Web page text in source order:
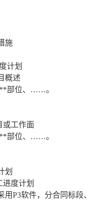
施
计划
概述
**部位、……。
或工作面
**部位、……。
划
度计划
用P3软件，分合同标段